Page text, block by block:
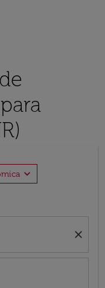
expand_more
close